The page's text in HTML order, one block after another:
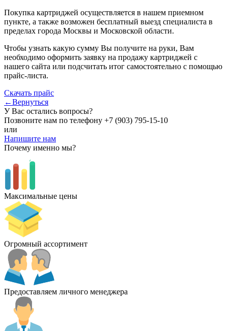
Покупка картриджей осуществляется в нашем приемном
пункте, а также возможен бесплатный выезд специалиста в
пределах города Москвы и Московской области.
Чтобы узнать какую сумму Вы получите на руки, Вам
необходимо оформить заявку на продажу картриджей с
нашего сайта или подсчитать итог самостоятельно с помощью
прайс-листа.
Скачать прайс
←Вернуться
У Вас остались вопросы?
Позвоните нам по телефону +7 (903) 795-15-10
или
Напишите нам
Почему именно мы?
Максимальные цены
Огромный ассортимент
Предоставляем личного менеджера